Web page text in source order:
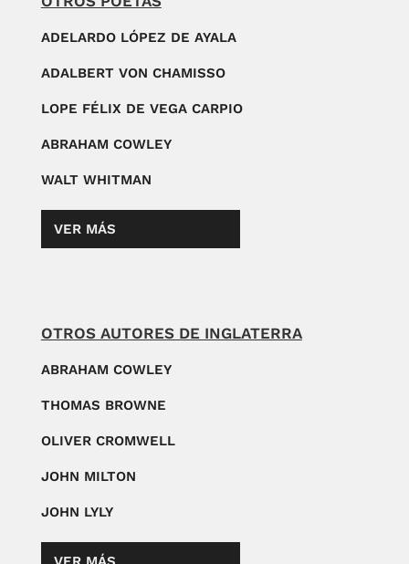
ADELARDO LÓPEZ DE AYALA
ADALBERT VON CHAMISSO
LOPE FÉLIX DE VEGA CARPIO
ABRAHAM COWLEY
WALT WHITMAN
VER MÁS
OTROS AUTORES DE INGLATERRA
ABRAHAM COWLEY
THOMAS BROWNE
OLIVER CROMWELL
JOHN MILTON
JOHN LYLY